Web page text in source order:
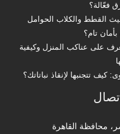
فعّالة؟
القطط والكلاب الحوامل
بأمان تام؟
على عناكب المنزل وكيفية
كيف تتجنبها لإنقاذ نباتاتك؟